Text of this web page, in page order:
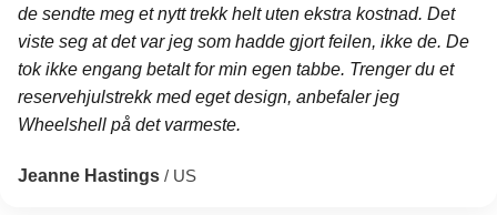
de sendte meg et nytt trekk helt uten ekstra kostnad. Det
viste seg at det var jeg som hadde gjort feilen, ikke de. De
tok ikke engang betalt for min egen tabbe. Trenger du et
reservehjulstrekk med eget design, anbefaler jeg
Wheelshell på det varmeste.
Jeanne Hastings / US